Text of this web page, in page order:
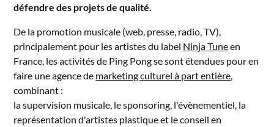
défendre des projets de qualité.
De la promotion musicale (web, presse, radio, TV),
principalement pour les artistes du label Ninja Tuneen
France, les activités de Ping Pong se sont étendues pour en
faire une agence de marketing culturel à part entière
combinant :
la supervision musicale, le sponsoring, l'évènementiel, la
représentation d'artistes plastique et le conseil en